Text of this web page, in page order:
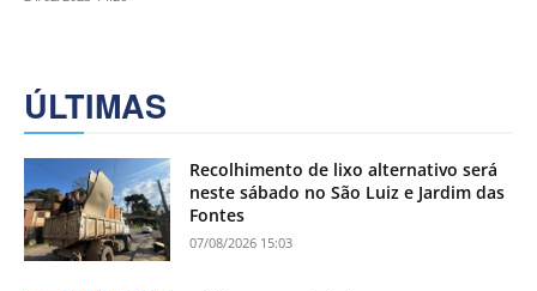
ÚLTIMAS
Recolhimento de lixo alternativo será
neste sábado no São Luiz e Jardim das
Fontes
07/08/2026 15:03